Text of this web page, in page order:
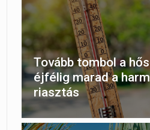
Tovább tombol a
éjfélig marad a
riasztás